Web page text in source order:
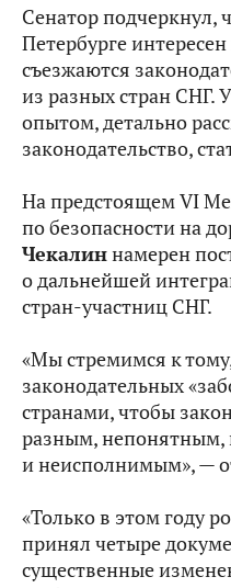
Сенатор подчеркнул,
Петербурге
съезжаются
из разных стран СНГ.
опытом, детально
законодательство,
На предстоящем VI
по безопасности на
Чекалиннамерен
о дальнейшей
стран-участниц СНГ.
«Мы стремимся к
законодательных
странами, чтобы
разным,
и неисполнимым», —
«Только в этом году
принял четыре
существенные